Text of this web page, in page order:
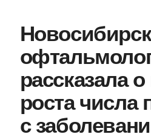
рассказала
роста числа
с